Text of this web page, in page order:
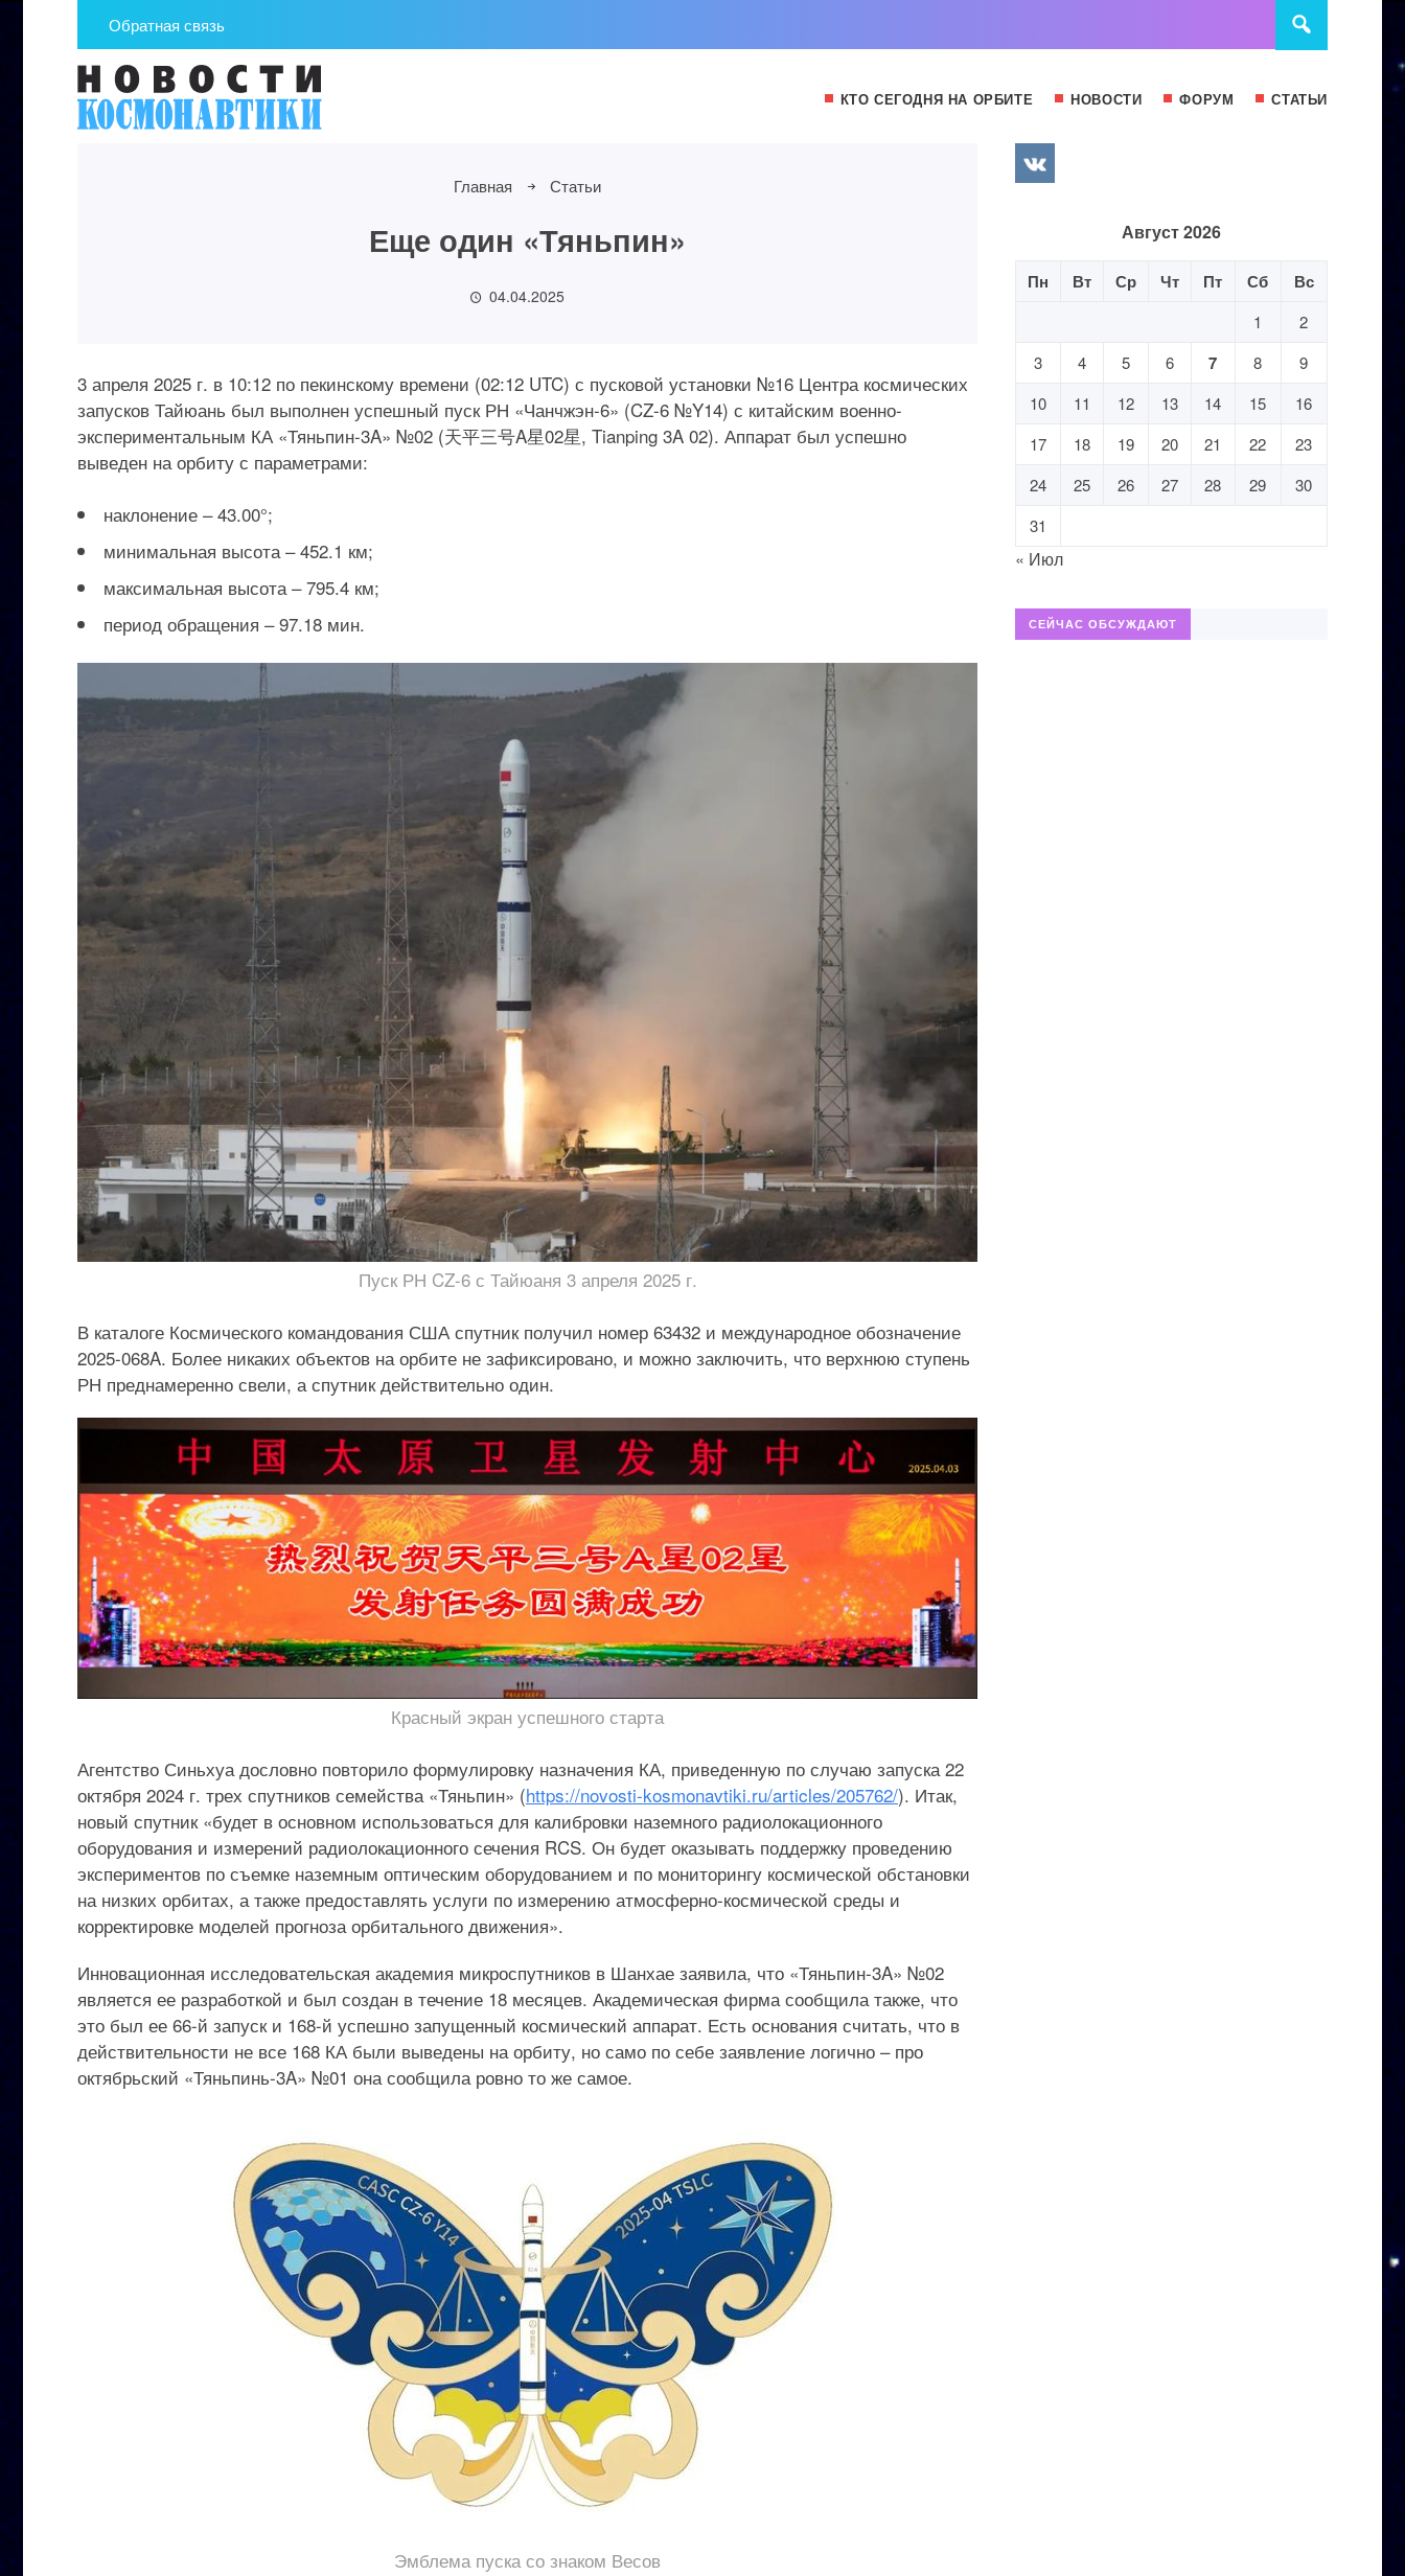
Обратная связь
КТО СЕГОДНЯ НА ОРБИТЕ НОВОСТИ ФОРУМ СТАТЬИ
Главная Статьи
Еще один «Тяньпин»
04.04.2025
3 апреля 2025 г. в 10:12 по пекинскому времени (02:12 UTC) с пусковой установки №16 Центра космических
запусков Тайюань был выполнен успешный пуск РН «Чанчжэн-6» (CZ-6 №Y14) с китайским военно-
экспериментальным КА «Тяньпин-3A» №02 (天平三号A星02星, Tianping 3A 02). Аппарат был успешно
выведен на орбиту с параметрами:
наклонение – 43.00°;
минимальная высота – 452.1 км;
максимальная высота – 795.4 км;
период обращения – 97.18 мин.
Пуск РН CZ-6 с Тайюаня 3 апреля 2025 г.
В каталоге Космического командования США спутник получил номер 63432 и международное обозначение
2025-068A. Более никаких объектов на орбите не зафиксировано, и можно заключить, что верхнюю ступень
РН преднамеренно свели, а спутник действительно один.
Красный экран успешного старта
Агентство Синьхуа дословно повторило формулировку назначения КА, приведенную по случаю запуска 22
октября 2024 г. трех спутников семейства «Тяньпин» (https://novosti-kosmonavtiki.ru/articles/205762/). Итак,
новый спутник «будет в основном использоваться для калибровки наземного радиолокационного
оборудования и измерений радиолокационного сечения RCS. Он будет оказывать поддержку проведению
экспериментов по съемке наземным оптическим оборудованием и по мониторингу космической обстановки
на низких орбитах, а также предоставлять услуги по измерению атмосферно-космической среды и
корректировке моделей прогноза орбитального движения».
Инновационная исследовательская академия микроспутников в Шанхае заявила, что «Тяньпин-3A» №02
является ее разработкой и был создан в течение 18 месяцев. Академическая фирма сообщила также, что
это был ее 66-й запуск и 168-й успешно запущенный космический аппарат. Есть основания считать, что в
действительности не все 168 КА были выведены на орбиту, но само по себе заявление логично – про
октябрьский «Тяньпинь-3A» №01 она сообщила ровно то же самое.
Эмблема пуска со знаком Весов
Август 2026
Пн Вт Ср Чт Пт Сб Вс
1
2
3
4 5 6 7 8
9
10
11 12 13 14 15
16
17
18 19 20 21 22
23
24
25 26 27 28 29
30
31
« Июл
СЕЙЧАС ОБСУЖДАЮТ